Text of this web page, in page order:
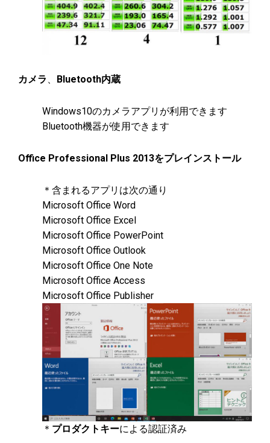
カメラ 、 Bluetooth内蔵
Windows10のカメラアプリが利用できます
Bluetooth機器が使用できます
Office Professional Plus 2013をプレインストール
＊含まれるアプリは次の通り
Microsoft Office Word
Microsoft Office Excel
Microsoft Office PowerPoint
Microsoft Office Outlook
Microsoft Office One Note
Microsoft Office Access
Microsoft Office Publisher
＊ プロダクトキーによる認証済み